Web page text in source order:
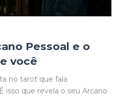
Pessoal e o
você
no tarot que fala
isso que revela o seu Arcano